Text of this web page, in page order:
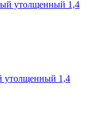
утолщенный 1,4